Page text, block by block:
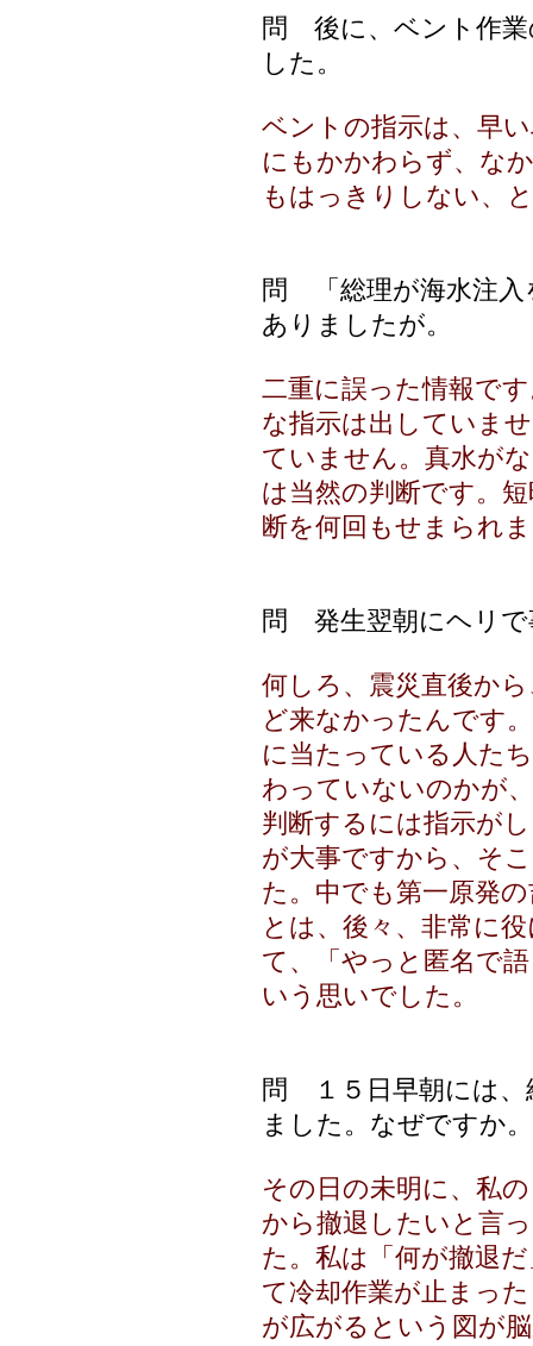
問 後に、ベント作業
した。
ベントの指示は、早
にもかかわらず、な
もはっきりしない、
問 「総理が海水注入
ありましたが。
二重に誤った情報で
な指示は出していま
ていません。真水が
は当然の判断です。
断を何回もせまられ
問 発生翌朝にヘリで
何しろ、震災直後か
ど来なかったんです
に当たっている人た
わっていないのかが
判断するには指示が
が大事ですから、そ
た。中でも第一原発
とは、後々、非常に
て、「やっと匿名で
いう思いでした。
問 １５日早朝には、
ました。なぜですか。
その日の未明に、私
から撤退したいと言
た。私は「何が撤退
て冷却作業が止まっ
が広がるという図が